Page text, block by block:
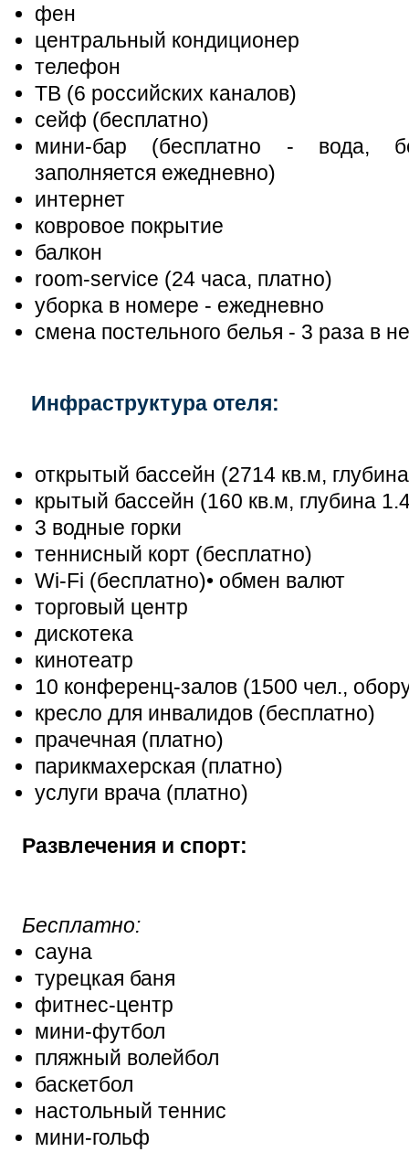
фен
центральный кондиционер
телефон
ТВ (6 российских каналов)
сейф (бесплатно)
мини-бар (бесплатно - вода,
заполняется ежедневно)
интернет
ковровое покрытие
балкон
room-service (24 часа, платно)
уборка в номере - ежедневно
смена постельного белья - 3 раза в
Инфраструктура отеля:
открытый бассейн (2714 кв.м,
крытый бассейн (160 кв.м, глубина
3 водные горки
теннисный корт (бесплатно)
Wi-Fi (бесплатно)• обмен валют
торговый центр
дискотека
кинотеатр
10 конференц-залов (1500 чел.,
кресло для инвалидов (бесплатно)
прачечная (платно)
парикмахерская (платно)
услуги врача (платно)
Развлечения и спорт:
Бесплатно:
сауна
турецкая баня
фитнес-центр
мини-футбол
пляжный волейбол
баскетбол
настольный теннис
мини-гольф